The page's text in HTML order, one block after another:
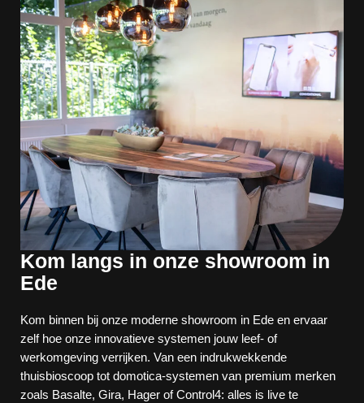
Kom langs in onze showroom in
Ede
Kom binnen bij onze moderne showroom in Ede en ervaar
zelf hoe onze innovatieve systemen jouw leef- of
werkomgeving verrijken. Van een indrukwekkende
thuisbioscoop tot domotica-systemen van premium merken
zoals Basalte, Gira, Hager of Control4: alles is live te